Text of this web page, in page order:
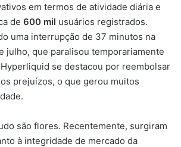
em termos de atividade diária e
de 600 mil usuários registrados.
uma interrupção de 37 minutos na
julho, que paralisou temporariamente
se destacou por reembolsar
prejuízos, o que gerou muitos
são flores. Recentemente, surgiram
à integridade de mercado da